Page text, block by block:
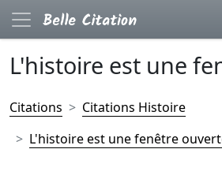
L'histoire est une
Citations
Citations Histoire
L'histoire est une fenêtre